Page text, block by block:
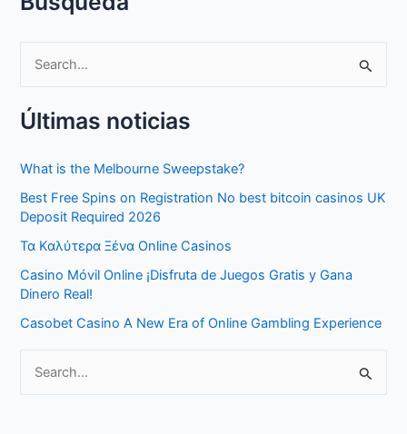
a
c
h
f
o
r
Últimas noticias
What is the Melbourne Sweepstake?
Best Free Spins on Registration No best bitcoin casinos UK
Deposit Required 2026
Τα Καλύτερα Ξένα Online Casinos
Casino Móvil Online ¡Disfruta de Juegos Gratis y Gana
Dinero Real!
Casobet Casino A New Era of Online Gambling Experience